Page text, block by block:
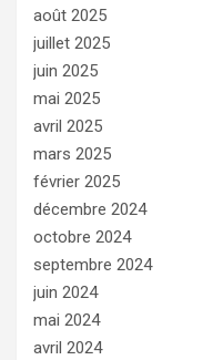
août 2025
juillet 2025
juin 2025
mai 2025
avril 2025
mars 2025
février 2025
décembre 2024
octobre 2024
septembre 2024
juin 2024
mai 2024
avril 2024